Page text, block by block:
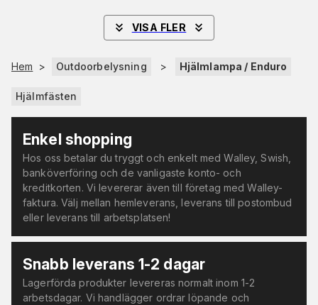
VISA FLER
Hem > Outdoorbelysning > Hjälmlampa / Enduro
Hjälmfästen
Enkel shopping
Hos oss betalar du tryggt och enkelt med Walley, Swish,
banköverföring och de vanligaste konto- och
kreditkorten. Vi levererar även till företag med Walley-
faktura. Välj mellan hemleverans, leverans till postombud
eller leverans till arbetsplatsen!
Snabb leverans 1-2 dagar
Lagerförda produkter levereras normalt inom 1-2
arbetsdagar. Vi handlägger ordrar löpande och